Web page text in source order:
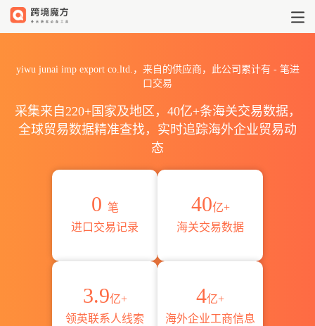
yiwu junai imp export co.ltd.，来自的供应商，此公司累计有 -笔进
口交易
采集来自220+国家及地区，40亿+条海关交易数据，
全球贸易数据精准查找，实时追踪海外企业贸易动
态
0 笔
进口交易记录
40亿+
海关交易数据
3.9亿+
领英联系人线索
4亿+
海外企业工商信息